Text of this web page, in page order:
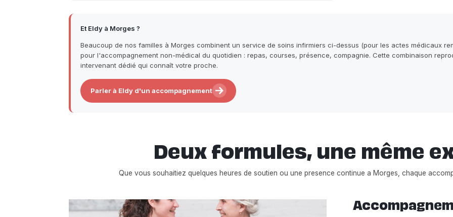
Et Eldy à Morges ?
Beaucoup de nos familles à Morges combinent un service de soins infirmiers ci-dessus (pour les actes médicaux
pour l'accompagnement non-médical du quotidien : repas, courses, présence, compagnie. Cette combinaison
intervenant dédié qui connaît votre proche.
Parler à Eldy d'un accompagnement
Deux formules, une même
Que vous souhaitiez quelques heures de soutien ou une presence continue a Morges, chaque